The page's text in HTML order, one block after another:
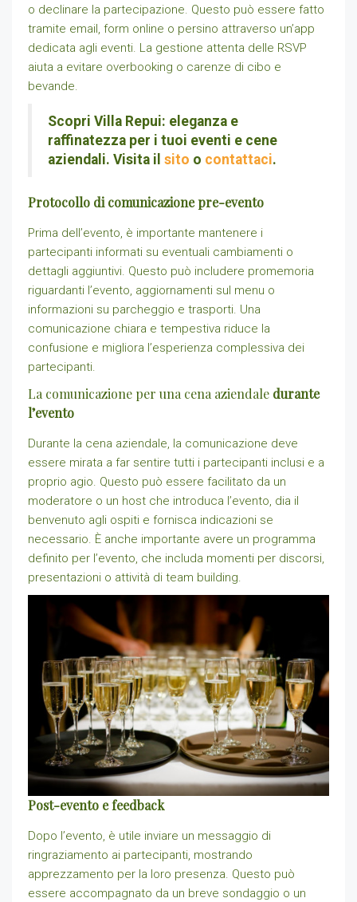
o declinare la partecipazione. Questo può essere fatto
tramite email, form online o persino attraverso un’app
dedicata agli eventi. La gestione attenta delle RSVP
aiuta a evitare overbooking o carenze di cibo e
bevande.
Scopri Villa Repui: eleganza e
raffinatezza per i tuoi eventi e cene
aziendali. Visita il sito o contattaci.
Protocollo di comunicazione pre-evento
Prima dell’evento, è importante mantenere i
partecipanti informati su eventuali cambiamenti o
dettagli aggiuntivi. Questo può includere promemoria
riguardanti l’evento, aggiornamenti sul menu o
informazioni su parcheggio e trasporti. Una
comunicazione chiara e tempestiva riduce la
confusione e migliora l’esperienza complessiva dei
partecipanti.
La comunicazione per una cena aziendale durante
l’evento
Durante la cena aziendale, la comunicazione deve
essere mirata a far sentire tutti i partecipanti inclusi e a
proprio agio. Questo può essere facilitato da un
moderatore o un host che introduca l’evento, dia il
benvenuto agli ospiti e fornisca indicazioni se
necessario. È anche importante avere un programma
definito per l’evento, che includa momenti per discorsi,
presentazioni o attività di team building.
Post-evento e feedback
Dopo l’evento, è utile inviare un messaggio di
ringraziamento ai partecipanti, mostrando
apprezzamento per la loro presenza. Questo può
essere accompagnato da un breve sondaggio o un